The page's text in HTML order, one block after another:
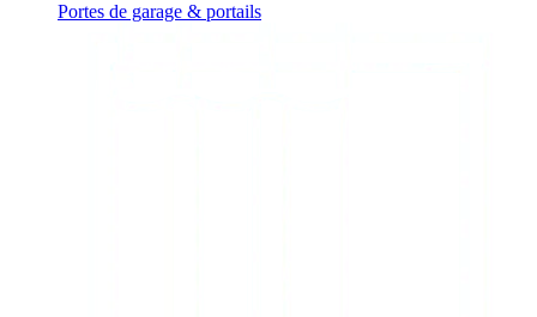
Portes de garage & portails